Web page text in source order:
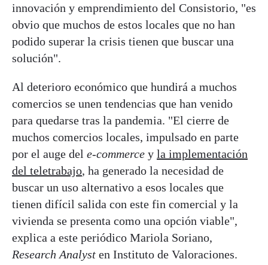
innovación y emprendimiento del Consistorio, "es
obvio que muchos de estos locales que no han
podido superar la crisis tienen que buscar una
solución".
Al deterioro económico que hundirá a muchos
comercios se unen tendencias que han venido
para quedarse tras la pandemia. "El cierre de
muchos comercios locales, impulsado en parte
por el auge del e-commerce y la implementación
del teletrabajo, ha generado la necesidad de
buscar un uso alternativo a esos locales que
tienen difícil salida con este fin comercial y la
vivienda se presenta como una opción viable",
explica a este periódico Mariola Soriano,
Research Analyst en Instituto de Valoraciones.